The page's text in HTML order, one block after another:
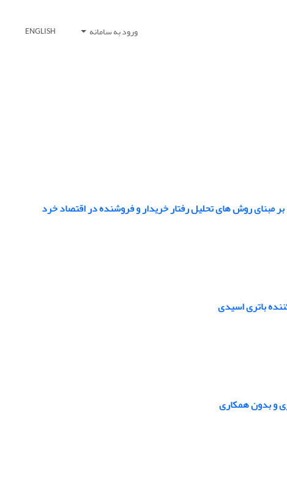
ورود به سامانه ENGLISH
مبنای روش های تحلیل رفتار خریدار و فروشنده در اقتصاد خرد
باتری‌‌ اسیدی
و بدون همکاری